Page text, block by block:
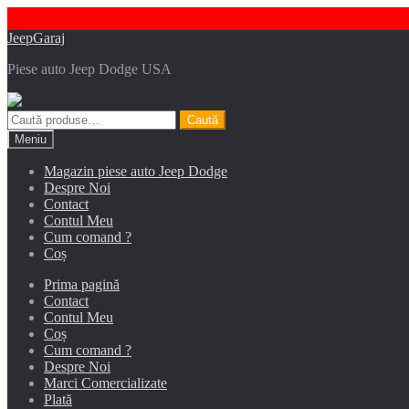
Sari
navigare
Sari
conținut
JeepGaraj
Piese auto Jeep Dodge USA
Caută
după:
Caută
Meniu
Magazin piese auto Jeep Dodge
Despre Noi
Contact
Contul Meu
Cum comand ?
Coș
Prima pagină
Contact
Contul Meu
Coș
Cum comand ?
Despre Noi
Marci Comercializate
Plată